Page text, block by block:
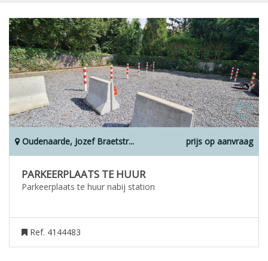
Oudenaarde, Jozef Braetstr... prijs op aanvraag
PARKEERPLAATS TE HUUR
Parkeerplaats te huur nabij station
Ref. 4144483